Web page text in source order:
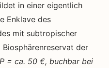
in einer eigentlich
Enklave des
mit subtropischer
der
= ca. 50 €, buchbar bei